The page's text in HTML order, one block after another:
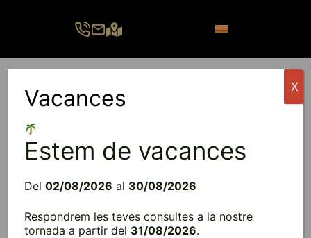
Vacances
Estem de vacances
Del02/08/2026 al 30/08/2026
Respondrem les teves consultes a la nostre
tornada a partir del 31/08/2026.
X